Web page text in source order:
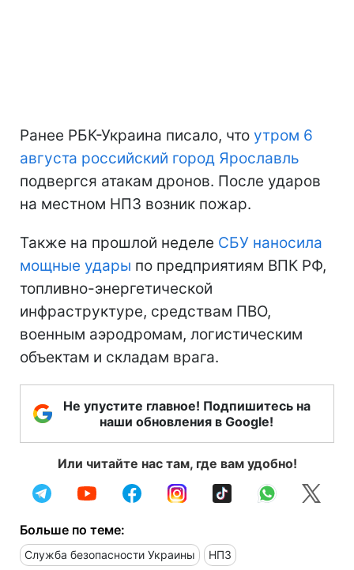
Ранее РБК-Украина писало, что утром 6
августа российский город Ярославль
подвергся атакам дронов. После ударов
на местном НПЗ возник пожар.
Также на прошлой неделе СБУ наносила
мощные удары по предприятиям ВПК РФ,
топливно-энергетической
инфраструктуре, средствам ПВО,
военным аэродромам, логистическим
объектам и складам врага.
Не упустите главное! Подпишитесь на
наши обновления в Google!
Или читайте нас там, где вам удобно!
Больше по теме:
Служба безопасности Украины НПЗ